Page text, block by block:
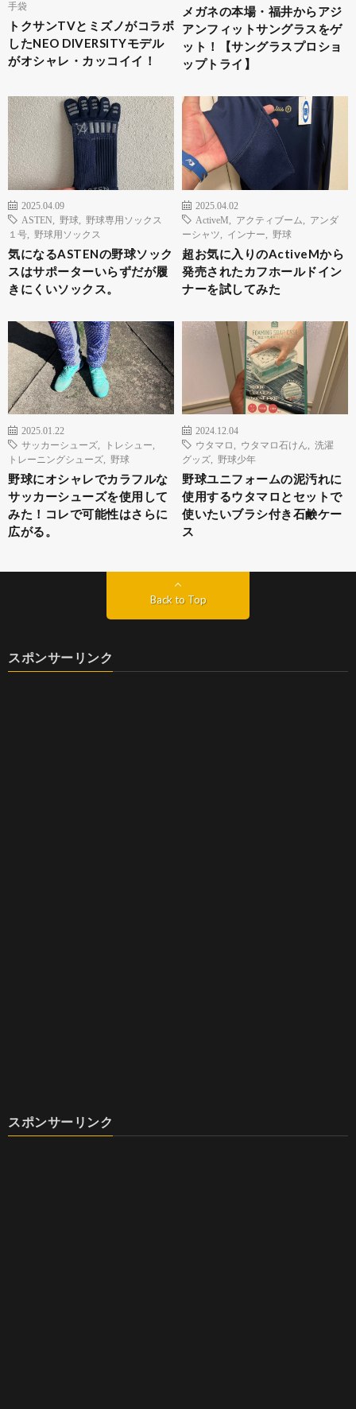
手袋
トクサンTVとミズノがコラボ
したNEO DIVERSITYモデル
がオシャレ・カッコイイ！
メガネの本場・福井からアジ
アンフィットサングラスをゲ
ット！【サングラスプロショ
ップトライ】
2025.04.09
ASTEN
野球
野球専用ソックス
１号
野球用ソックス
気になるASTENの野球ソック
スはサポーターいらずだが履
きにくいソックス。
2025.04.02
ActiveM
アクティブーム
アンダ
ーシャツ
インナー 野球
超お気に入りのActiveMから
発売されたカフホールドイン
ナーを試してみた
2025.01.22
サッカーシューズ
トレシュー
トレーニングシューズ
野球
野球にオシャレでカラフルな
サッカーシューズを使用して
みた！コレで可能性はさらに
広がる。
2024.12.04
ウタマロ
ウタマロ石けん
洗濯
グッズ
野球少年
野球ユニフォームの泥汚れに
使用するウタマロとセットで
使いたいブラシ付き石鹸ケー
ス
Back to Top
スポンサーリンク
スポンサーリンク